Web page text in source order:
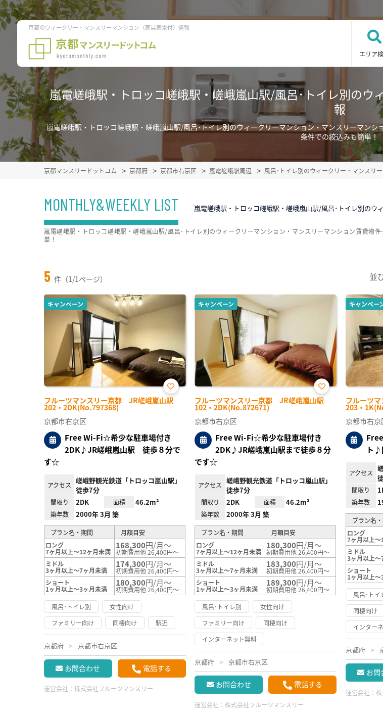
京都のウィークリー・マンスリーマンション（家具家電付）情報
エリア
嵐電嵯峨駅・トロッコ嵯峨駅・嵯峨嵐山駅/風呂･トイレ別のウ
報
嵐電嵯峨駅・トロッコ嵯峨駅・嵯峨嵐山駅/風呂･トイレ別のウィークリーマンション・マンスリーマン
条件での絞込みも簡単！
京都マンスリードットコム 京都府 京都市右京区 嵐電嵯峨駅周辺 風呂･トイレ別のウィークリー・マンスリ
MONTHLY&WEEKLY LIST 嵐電嵯峨駅・トロッコ嵯峨駅・嵯峨嵐山駅/風呂･トイレ別の
5 件（1/1ページ） 並
キャンペーン
フルーツマンスリー京都 JR嵯峨嵐山駅
202・2DK(No.797368)
お気
に入
京都市右京区
Free Wi-Fi☆希少な駐車場付き
2DK♪JR嵯峨嵐山駅 徒歩８分で
す☆
アクセス
嵯峨野観光鉄道「トロッコ嵐山駅」
徒歩7分
間取り 2DK 面積 46.2m²
築年数 2000年 3月 築
プラン名・期間
月額目安
ロング
7ヶ月以上～12ヶ月未満
168,300円/月～
初期費用他 26,400円～
ミドル
3ヶ月以上～7ヶ月未満
174,300円/月～
初期費用他 26,400円～
ショート
1ヶ月以上～3ヶ月未満
180,300円/月～
初期費用他 26,400円～
風呂･トイレ別
女性向け
ファミリー向け
同棲向け 駅近
京都府 京都市右京区
お問合わせ 電話する
運営会社： 株式会社フルーツマンスリー
キャンペーン
フルーツマンスリー京都 JR嵯峨嵐山駅
102・2DK(No.872671)
お気
に入
京都市右京区
Free Wi-Fi☆希少な駐車場付き
2DK♪JR嵯峨嵐山駅まで徒歩８分
です☆
アクセス
嵯峨野観光鉄道「トロッコ嵐山駅」
徒歩7分
間取り 2DK 面積 46.2m²
築年数 2000年 3月 築
プラン名・期間
月額目安
ロング
7ヶ月以上～12ヶ月未満
180,300円/月～
初期費用他 26,400円～
ミドル
3ヶ月以上～7ヶ月未満
183,300円/月～
初期費用他 26,400円～
ショート
1ヶ月以上～3ヶ月未満
189,300円/月～
初期費用他 26,400円～
風呂･トイレ別
女性向け
ファミリー向け
同棲向け
インターネット無料
京都府 京都市右京区
お問合わせ 電話する
運営会社：株式会社フルーツマンスリー
キャンペー
フルーツ
203・
京都市右京
ト♪
アクセス
間取り
築年数
プラン名
ロング
7ヶ月以上～
ミドル
3ヶ月以上～
ショート
1ヶ月以上
風呂･トイ
同棲向け
インター
京都府
お問
運営会社：
嵐電嵯峨駅・トロッコ嵯峨駅・嵯峨嵐山駅/風呂･トイレ別のウィークリーマンション・マンスリーマンション賃貸物
単！